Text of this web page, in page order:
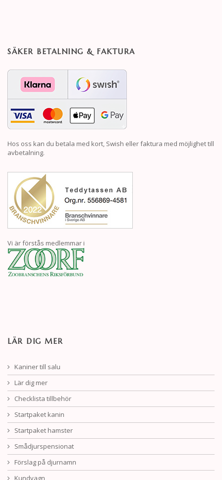
SÄKER BETALNING & FAKTURA
Hos oss kan du betala med kort, Swish eller faktura med möjlighet till
avbetalning.
Vi är förstås medlemmar i
LÄR DIG MER
Kaniner till salu
Lär dig mer
Checklista tillbehör
Startpaket kanin
Startpaket hamster
Smådjurspensionat
Förslag på djurnamn
Kundvagn